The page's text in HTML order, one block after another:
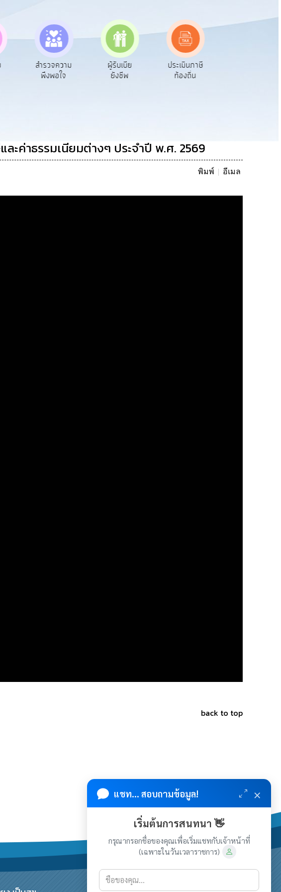
สำรวจความ
พึงพอใจ
ผู้รับเบีย
ยังชีพ
ประเมินภาษี
ท้องถิ่น
ะค่าธรรมเนียมต่างๆ ประจำปี พ.ศ. 2569
พิมพ์ อีเมล
back to top
แชท... สอบถามข้อมูล! ×
เริ่มต้นการสนทนา 👋
กรุณากรอกชื่อของคุณเพื่อเริ่มแชทกับเจ้าหน้าที่
(เฉพาะในวันเวลาราชการ)
เกี่ยวกับเรา ติดต่อเรา